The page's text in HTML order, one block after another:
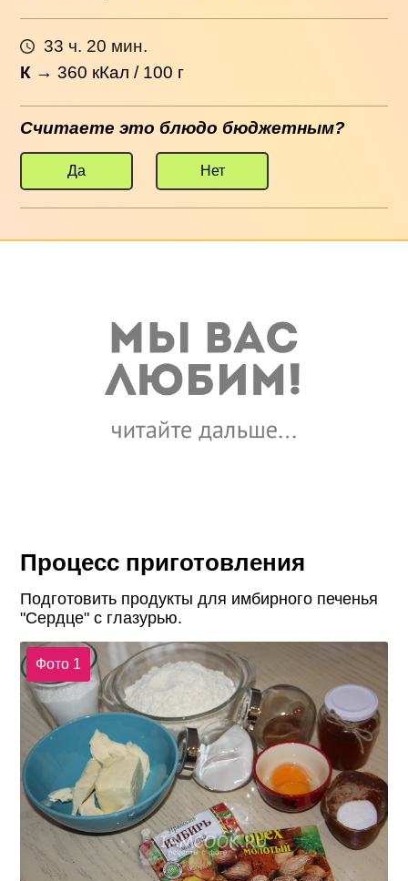
33 ч. 20 мин.
К →360 кКал / 100 г
Считаете это блюдо бюджетным?
Да Нет
Процесс приготовления
Подготовить продукты для имбирного печенья
"Сердце" с глазурью.
Фото 1